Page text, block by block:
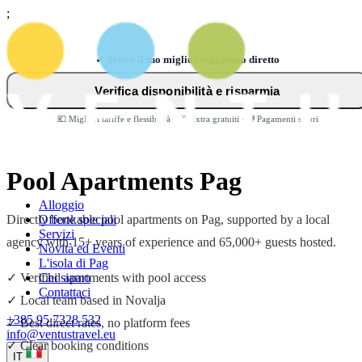
;
Alloggio
Offerte speciali
Servizi
Novità ed Eventi
L'isola di Pag
Chi siamo
Contattaci
+385 95 7328 532
info@ventustravel.eu
IT
✓ Trova il tuo miglior soggiorno diretto
Verifica disponibilità e risparmia
💶 Migliori tariffe e flessibilità · 🎁 Extra gratuiti · 🛡️ Pagamenti sicuri
Pool Apartments Pag
Directly bookable pool apartments on Pag, supported by a local
agency with 15+ years of experience and 65,000+ guests hosted.
✓ Verified apartments with pool access
✓ Local team based in Novalja
✓ Best direct rates, no platform fees
✓ Clear booking conditions